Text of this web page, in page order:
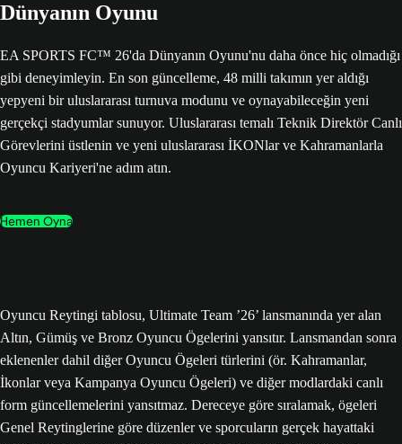
Dünyanın Oyunu
EA SPORTS FC™ 26'da Dünyanın Oyunu'nu daha önce hiç olmadığı
gibi deneyimleyin. En son güncelleme, 48 milli takımın yer aldığı
yepyeni bir uluslararası turnuva modunu ve oynayabileceğin yeni
gerçekçi stadyumlar sunuyor. Uluslararası temalı Teknik Direktör Canlı
Görevlerini üstlenin ve yeni uluslararası İKONlar ve Kahramanlarla
Oyuncu Kariyeri'ne adım atın.
Hemen Oyna
Oyuncu Reytingi tablosu, Ultimate Team ’26’ lansmanında yer alan
Altın, Gümüş ve Bronz Oyuncu Ögelerini yansıtır. Lansmandan sonra
eklenenler dahil diğer Oyuncu Ögeleri türlerini (ör. Kahramanlar,
İkonlar veya Kampanya Oyuncu Ögeleri) ve diğer modlardaki canlı
form güncellemelerini yansıtmaz. Dereceye göre sıralamak, ögeleri
Genel Reytinglerine göre düzenler ve sporcuların gerçek hayattaki